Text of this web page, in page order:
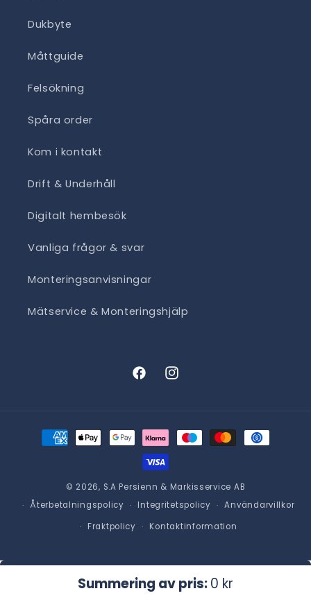
Dukbyte
Måttguide
Felsökning
Spåra order
Kom i kontakt
Drift & Underhåll
Digitalt hembesök
Vanliga frågor & svar
Monteringsanvisningar
Mätservice & Monteringshjälp
FacebookInstagram
Betalningsmetoder
© 2026, S.A Persienn & Markisservice AB
Återbetalningspolicy
Integritetspolicy
Användarvillkor
Fraktpolicy
Kontaktinformation
Ordinarie
0 kr
Lägg i varukorgen